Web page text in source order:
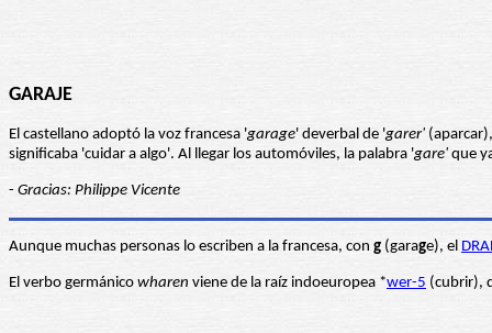
GARAJE
El castellano adoptó la voz francesa 'garage' deverbal de 'garer'
significaba 'cuidar a algo'. Al llegar los automóviles, la palabra 'gare' que
- Gracias: Philippe Vicente
Aunque muchas personas lo escriben a la francesa, con g (garage), el
El verbo germánico wharen viene de la raíz indoeuropea *wer-5 (cubrir),